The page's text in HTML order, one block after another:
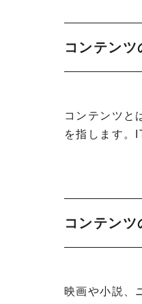
コンテンツ
コンテンツと
を指します。
コンテンツ
映画や小説、